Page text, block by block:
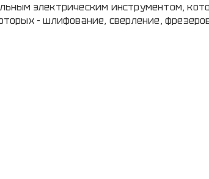
электрическим инструментом,
- шлифование, сверление,